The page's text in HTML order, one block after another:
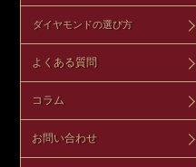
ダイヤモンドの選び方
よくある質問
コラム
お問い合わせ